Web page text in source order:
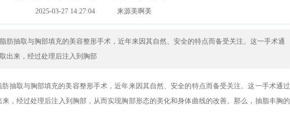
2025-03-27 14:27:04 来源美啊美
肪抽取与胸部填充的美容整形手术，近年来因其自然、安全的特点而备受关注。这一手术通
出来，经过处理后注入到胸部
抽取与胸部填充的美容整形手术，近年来因其自然、安全的特点而备受关注。这一手术通过
，经过处理后注入到胸部，从而实现胸部形态的美化和身体曲线的改善。那么，抽脂丰胸的